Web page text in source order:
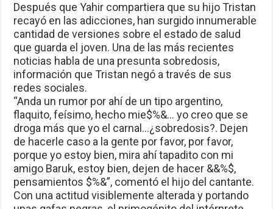
Después que Yahir compartiera que su hijo Tristan
recayó en las adicciones, han surgido innumerable
cantidad de versiones sobre el estado de salud
que guarda el joven. Una de las más recientes
noticias habla de una presunta sobredosis,
información que Tristan negó a través de sus
redes sociales.
“Anda un rumor por ahí de un tipo argentino,
flaquito, feísimo, hecho mie$%&… yo creo que se
droga más que yo el carnal…¿sobredosis?. Dejen
de hacerle caso a la gente por favor, por favor,
porque yo estoy bien, mira ahí tapadito con mi
amigo Baruk, estoy bien, dejen de hacer &&%$,
pensamientos $%&”, comentó el hijo del cantante.
Con una actitud visiblemente alterada y portando